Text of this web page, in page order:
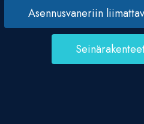
Asennusvaneriin